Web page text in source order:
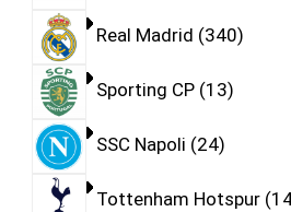
Real Madrid 340
Sporting CP 13
SSC Napoli 24
Tottenham Hotspur